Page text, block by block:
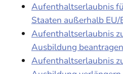
Aufenthaltserlaubnis
Staaten außerhalb
Aufenthaltserlaubnis
Ausbildung beantragen
Aufenthaltserlaubnis